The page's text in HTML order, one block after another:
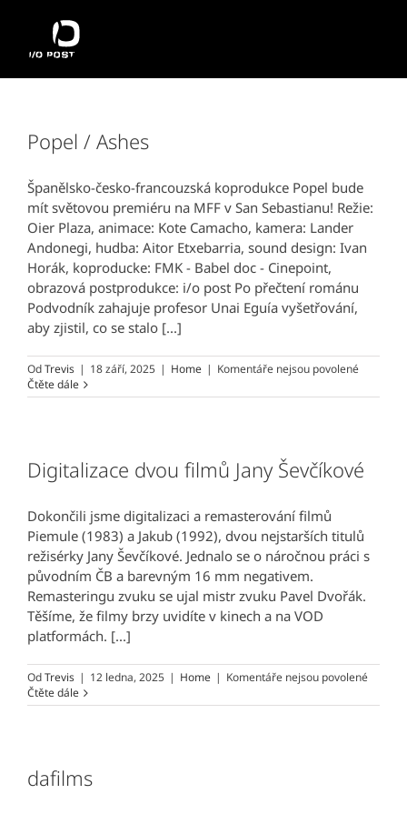
obsah
Popel / Ashes
Španělsko-česko-francouzská koprodukce Popel bude
mít světovou premiéru na MFF v San Sebastianu! Režie:
Oier Plaza, animace: Kote Camacho, kamera: Lander
Andonegi, hudba: Aitor Etxebarria, sound design: Ivan
Horák, koproducke: FMK - Babel doc - Cinepoint,
obrazová postprodukce: i/o post Po přečtení románu
Podvodník zahajuje profesor Unai Eguía vyšetřování,
aby zjistil, co se stalo [...]
OdTrevis | 18 září, 2025 | Home | Komentáře nejsou povolenéu
s
Ashes
Čtěte dále
Digitalizace dvou filmů Jany Ševčíkové
Dokončili jsme digitalizaci a remasterování filmů
Piemule (1983) a Jakub (1992), dvou nejstarších titulů
režisérky Jany Ševčíkové. Jednalo se o náročnou práci s
původním ČB a barevným 16 mm negativem.
Remasteringu zvuku se ujal mistr zvuku Pavel Dvořák.
Těšíme, že filmy brzy uvidíte v kinech a na VOD
platformách. [...]
OdTrevis | 12 ledna, 2025 | Home | Komentáře nejsou povolenéu
s
Čtěte dále
dafilms